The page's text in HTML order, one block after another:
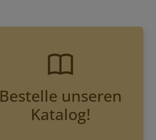
Bestelle unseren
Katalog!